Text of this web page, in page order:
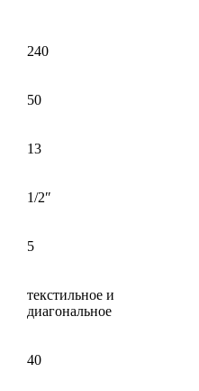
240
50
13
1/2″
5
текстильное и
диагональное
40